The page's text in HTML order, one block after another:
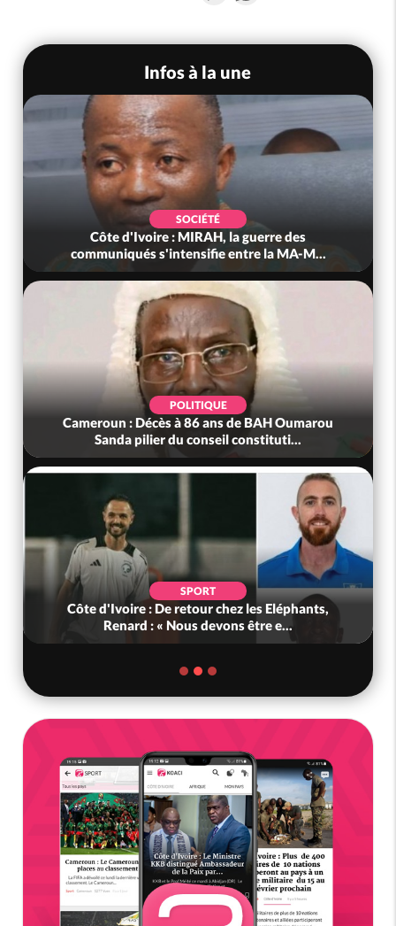
Infos à la une
SOCIÉTÉ
Côte d'Ivoire : MIRAH, la guerre des
communiqués s'intensifie entre la MA-M...
POLITIQUE
Cameroun : Décès à 86 ans de BAH Oumarou
Sanda pilier du conseil constituti...
SPORT
Côte d'Ivoire : De retour chez les Eléphants,
Renard : « Nous devons être e...